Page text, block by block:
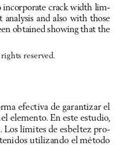
efectiva de garantizar el
elemento. En este estudio,
Los límites de esbeltez pro-
utilizando el método
incorporate crack width lim-
and also with those
obtained showing that the
reserved.